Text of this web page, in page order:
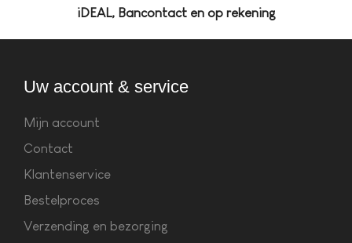
iDEAL, Bancontact en op rekening
Uw account & service
Mijn account
Contact
Klantenservice
Bestelproces
Verzending en bezorging